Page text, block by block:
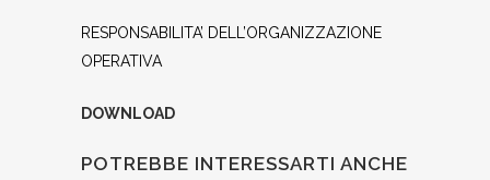
RESPONSABILITA’ DELL’ORGANIZZAZIONE
OPERATIVA
DOWNLOAD
POTREBBE INTERESSARTI ANCHE